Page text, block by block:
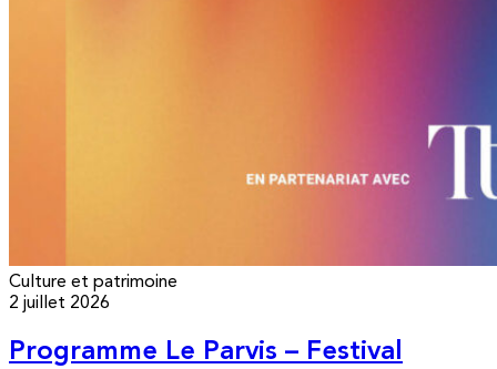
Culture et patrimoine
2 juillet 2026
Programme Le Parvis – Festival